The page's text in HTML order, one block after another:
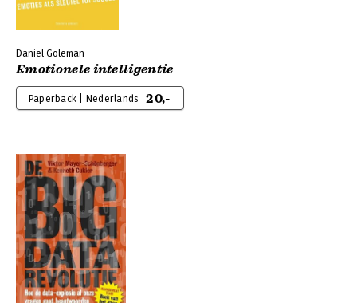
Daniel Goleman
Emotionele intelligentie
Paperback | Nederlands 20,-